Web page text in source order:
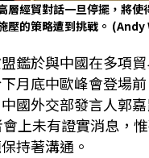
層經貿對話一旦停擺，將使
壓的策略遭到挑戰。 (Andy
鑑於與中國在多項
月底中歐峰會登場
國外交部發言人郭
會上未有證實消息，
持著溝通。